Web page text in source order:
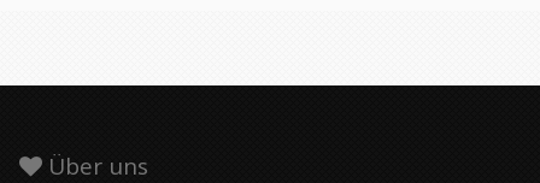
Über uns